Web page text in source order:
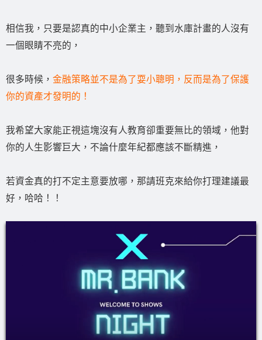
相信我，只要是認真的中小企業主，聽到水庫計畫的人沒有
一個眼睛不亮的，
很多時候， 金融策略並不是為了耍小聰明，反而是為了保護
你的資產才發明的！
我希望大家能正視這塊沒有人教育卻重要無比的領域，他對
你的人生影響巨大，不論什麼年紀都應該不斷精進，
若資金真的打不定主意要放哪，那請班克來給你打理建議最
好，哈哈！！